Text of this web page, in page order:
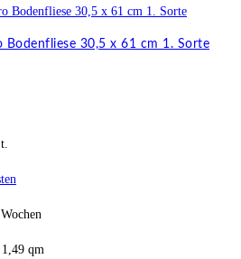
Bodenfliese 30,5 x 61 cm 1. Sorte
qm